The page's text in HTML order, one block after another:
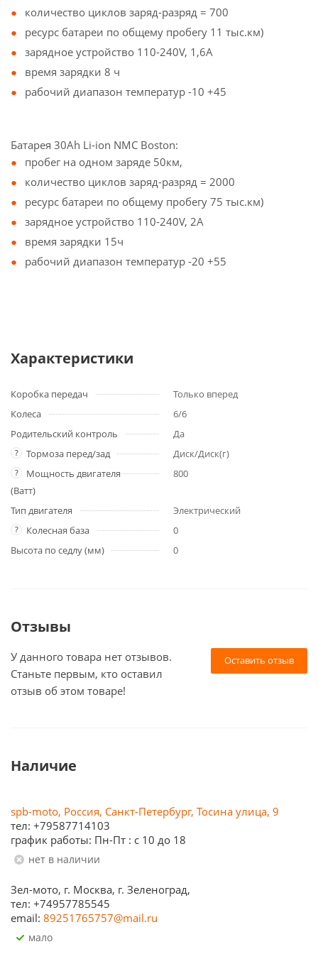
количество циклов заряд-разряд = 700
ресурс батареи по общему пробегу 11 тыс.км)
зарядное устройство 110-240V, 1,6A
время зарядки 8 ч
рабочий диапазон температур -10 +45
Батарея 30Ah Li-ion NMC Boston:
пробег на одном заряде 50км,
количество циклов заряд-разряд = 2000
ресурс батареи по общему пробегу 75 тыс.км)
зарядное устройство 110-240V, 2A
время зарядки 15ч
рабочий диапазон температур -20 +55
Характеристики
Коробка передач
Только вперед
Колеса
6/6
Родительский контроль
Да
? Тормоза перед/зад Диск/Диск(г)
?
Мощность двигателя
(Ватт)
800
Тип двигателя Электрический
? Колесная база
0
Высота по седлу (мм)
0
Отзывы
Оставить отзыв
У данного товара нет отзывов.
Станьте первым, кто оставил
отзыв об этом товаре!
Наличие
spb-moto, Россия, Санкт-Петербург, Тосина улица, 9
тел: +79587714103
график работы: Пн-Пт : с 10 до 18
Нет в наличии
Зел-мото, г. Москва, г. Зеленоград,
тел: +74957785545
email: 89251765757@mail.ru
Мало